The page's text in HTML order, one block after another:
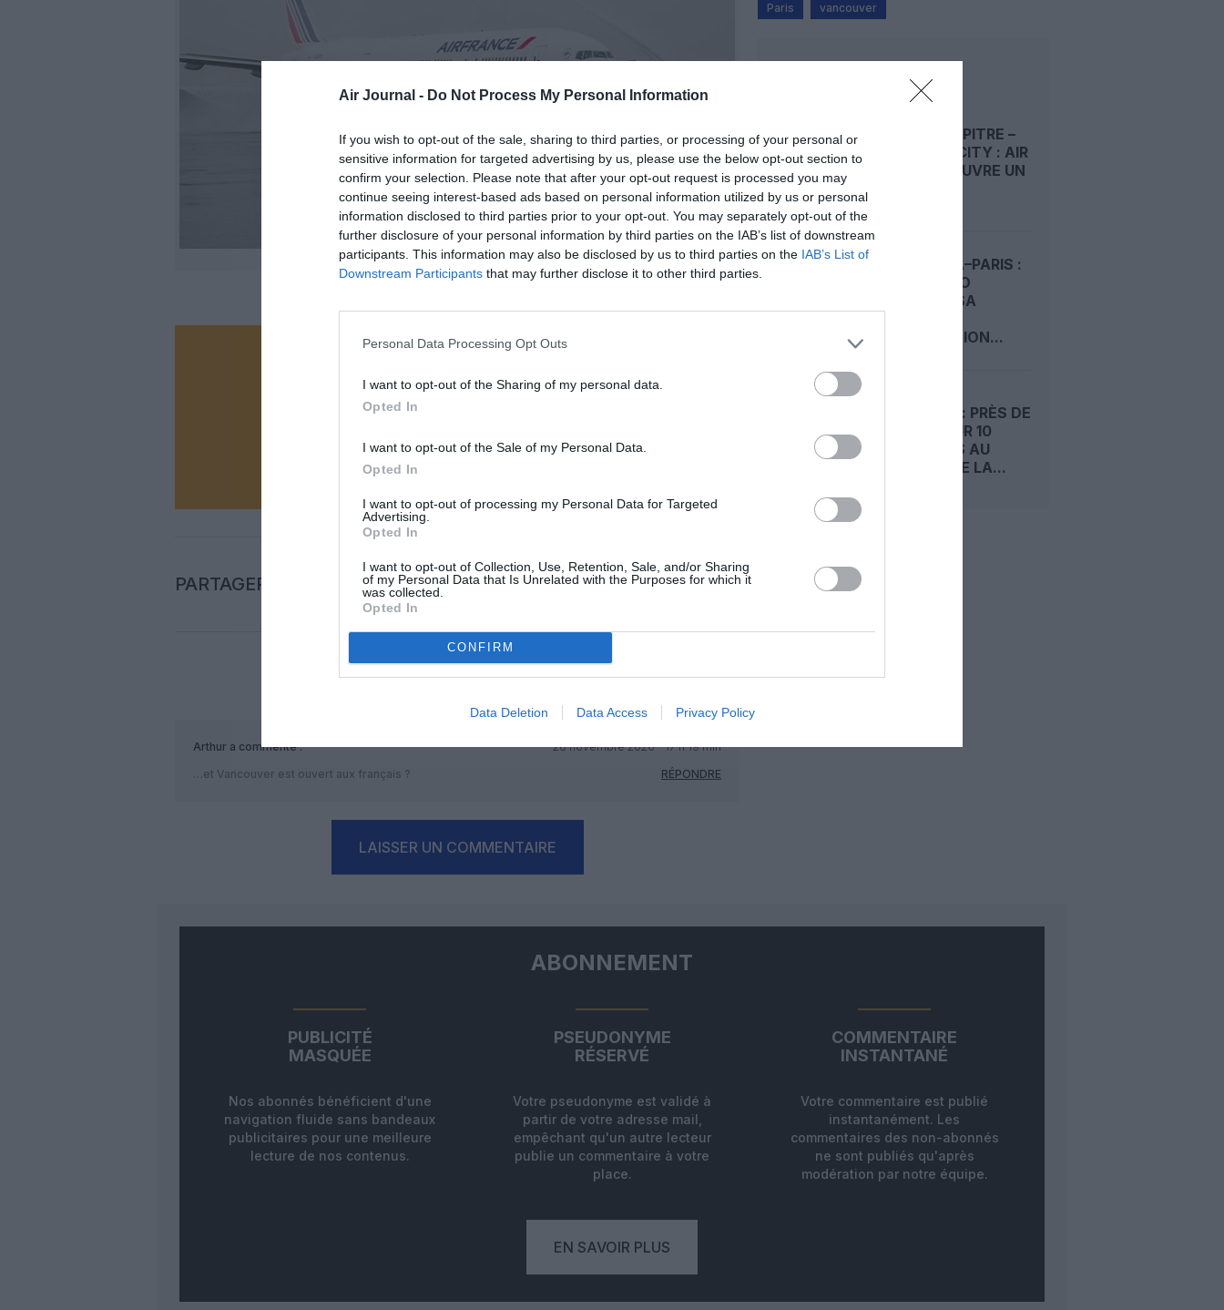
Air Journal - Do Not Process My Personal Information
If you wish to opt-out of the sale, sharing to third parties, or processing of your personal or
sensitive information for targeted advertising by us, please use the below opt-out section to
confirm your selection. Please note that after your opt-out request is processed you may
continue seeing interest-based ads based on personal information utilized by us or personal
information disclosed to third parties prior to your opt-out. You may separately opt-out of the
further disclosure of your personal information by third parties on the IAB’s list of downstream
participants. This information may also be disclosed by us to third parties on the IAB’s List of
Downstream Participants that may further disclose it to other third parties.
Personal Data Processing Opt Outs
I want to opt-out of the Sharing of my personal data.
Opted In
I want to opt-out of the Sale of my Personal Data.
Opted In
I want to opt-out of processing my Personal Data for Targeted
Advertising.
Opted In
I want to opt-out of Collection, Use, Retention, Sale, and/or Sharing
of my Personal Data that Is Unrelated with the Purposes for which it
was collected.
Opted In
CONFIRM
Data Deletion Data Access Privacy Policy
©YVR – Vancouver Airport
Soutenez-nous, faites un don !
NOUS SOUTENIR
PARTAGER L'ARTICLE
Arthur a commenté :
26 novembre 2020 - 17 h 19 min
…et Vancouver est ouvert aux français ?
RÉPONDRE
LAISSER UN COMMENTAIRE
Paris vancouver
LIRE AUSSI
POINTE‑À‑PITRE –
PANAMA CITY : AIR
FRANCE OUVRE UN
KINSHASA–PARIS :
AIR CONGO
PRÉPARE SA
DESTINATION...
ÉTÉ 2026 : PRÈS DE
4 VOLS SUR 10
RETARDÉS AU
DÉPART DE LA...
ABONNEMENT
PUBLICITÉ
MASQUÉE
Nos abonnés bénéficient d'une
navigation fluide sans bandeaux
publicitaires pour une meilleure
lecture de nos contenus.
PSEUDONYME
RÉSERVÉ
Votre pseudonyme est validé à
partir de votre adresse mail,
empêchant qu'un autre lecteur
publie un commentaire à votre
place.
COMMENTAIRE
INSTANTANÉ
Votre commentaire est publié
instantanément. Les
commentaires des non-abonnés
ne sont publiés qu'après
modération par notre équipe.
EN SAVOIR PLUS